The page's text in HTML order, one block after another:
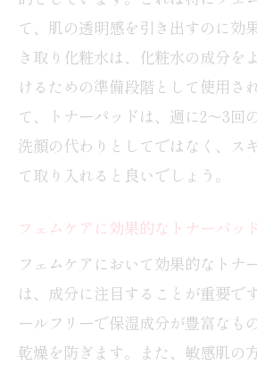
て、肌の透明感を引き出すのに効
き取り化粧水は、化粧水の成分を
けるための準備段階として使用さ
て、トナーパッドは、週に2〜3回
洗顔の代わりとしてではなく、ス
て取り入れると良いでしょう。
フェムケアに効果的なトナーパッ
フェムケアにおいて効果的なトナ
は、成分に注目することが重要で
ールフリーで保湿成分が豊富なも
乾燥を防ぎます。また、敏感肌の